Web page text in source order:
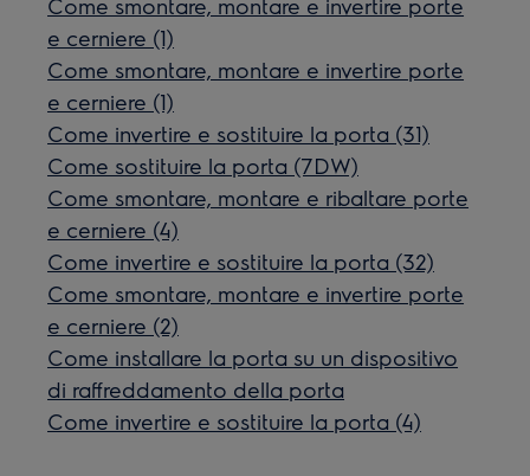
e cerniere (1)
Come smontare, montare e invertire porte
e cerniere (1)
Come invertire e sostituire la porta (31)
Come sostituire la porta (7DW)
Come smontare, montare e ribaltare porte
e cerniere (4)
Come invertire e sostituire la porta (32)
Come smontare, montare e invertire porte
e cerniere (2)
Come installare la porta su un dispositivo
di raffreddamento della porta
Come invertire e sostituire la porta (4)